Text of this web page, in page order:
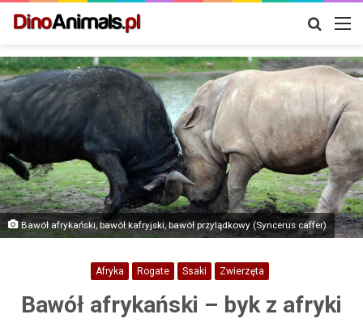
Szukaj
Bawół afrykański, bawół kafryjski, bawół przylądkowy (Syncerus caffer)
Afryka Rogate Ssaki Zwierzęta
Bawół afrykański – byk z afryki